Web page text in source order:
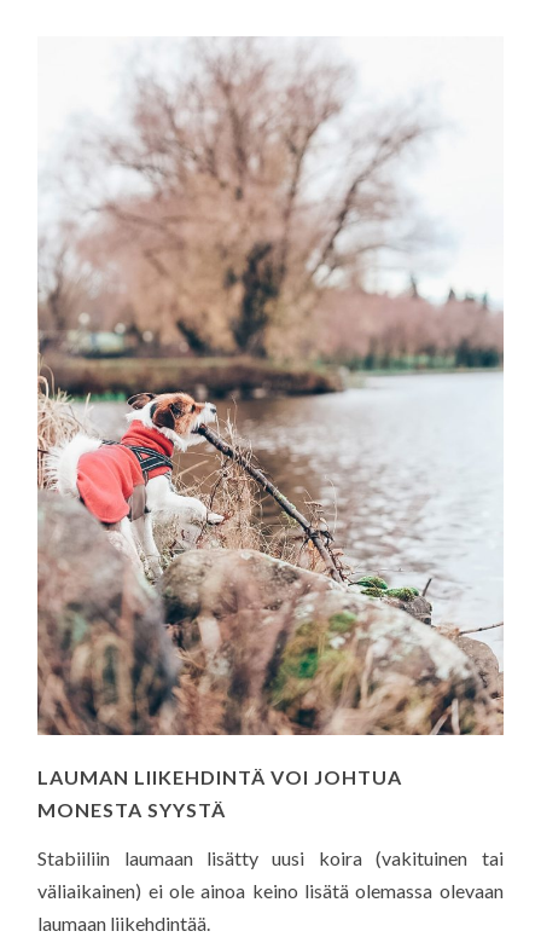
LAUMAN LIIKEHDINTÄ VOI JOHTUA
MONESTA SYYSTÄ
Stabiiliin laumaan lisätty uusi koira (vakituinen tai
väliaikainen) ei ole ainoa keino lisätä olemassa olevaan
laumaan liikehdintää.